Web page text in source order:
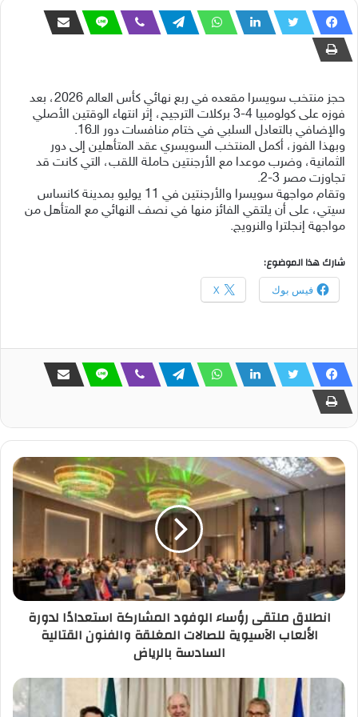
حجز منتخب سويسرا مقعده في ربع نهائي كأس العالم 2026، بعد
فوزه على كولومبيا 4-3 بركلات الترجيح، إثر انتهاء الوقتين الأصلي
والإضافي بالتعادل السلبي في ختام منافسات دور الـ16.
وبهذا الفوز، أكمل المنتخب السويسري عقد المتأهلين إلى دور
الثمانية، وضرب موعدا مع الأرجنتين حاملة اللقب، التي كانت قد
تجاوزت مصر 3-2.
وتقام مواجهة سويسرا والأرجنتين في 11 يوليو بمدينة كانساس
سيتي، على أن يلتقي الفائز منها في نصف النهائي مع المتأهل من
مواجهة إنجلترا والنرويج.
شارك هذا الموضوع:
فيس بوك X
انطلاق ملتقى رؤساء الوفود المشاركة استعدادًا لدورة
الألعاب الآسيوية للصالات المغلقة والفنون القتالية
السادسة بالرياض